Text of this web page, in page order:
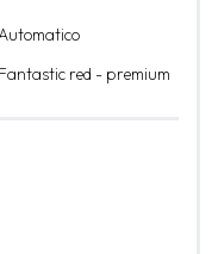
Fantastic red - premium